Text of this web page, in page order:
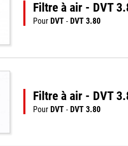
Filtre à air - DVT
Pour DVT - DVT 3.80
Filtre à air - DVT
Pour DVT - DVT 3.80